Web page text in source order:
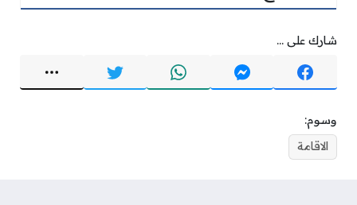
شارك على ...
وسوم:
الاقامة